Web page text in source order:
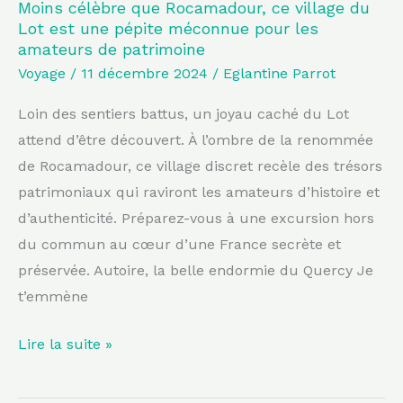
Moins célèbre que Rocamadour, ce village du
Lot est une pépite méconnue pour les
amateurs de patrimoine
Voyage / 11 décembre 2024 / Eglantine Parrot
Loin des sentiers battus, un joyau caché du Lot
attend d’être découvert. À l’ombre de la renommée
de Rocamadour, ce village discret recèle des trésors
patrimoniaux qui raviront les amateurs d’histoire et
d’authenticité. Préparez-vous à une excursion hors
du commun au cœur d’une France secrète et
préservée. Autoire, la belle endormie du Quercy Je
t’emmène
pépite
méconnue
pour
les
amateurs
de
patrimoine
Lire la suite »